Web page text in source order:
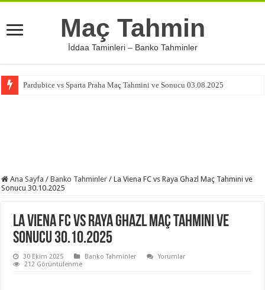
Maç Tahmin
İddaa Taminleri – Banko Tahminler
Pardubice vs Sparta Praha Maç Tahmini ve Sonucu 03.08.2025
Ana Sayfa / Banko Tahminler / La Viena FC vs Raya Ghazl Maç Tahmini ve
Sonucu 30.10.2025
La Viena FC vs Raya Ghazl Maç Tahmini ve
Sonucu 30.10.2025
30 Ekim 2025 Banko Tahminler
Yorumlar
212 Görüntülenme